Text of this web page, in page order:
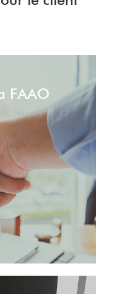
FAAO